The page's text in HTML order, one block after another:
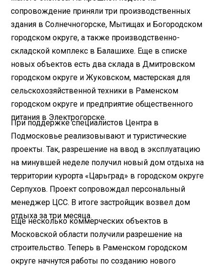
сопровождение приняли три производственных
здания в Солнечногорске, Мытищах и Богородском
городском округе, а также производственно-
складской комплекс в Балашихе. Еще в списке
новых объектов есть два склада в Дмитровском
городском округе и Жуковском, мастерская для
сельскохозяйственной техники в Раменском
городском округе и предприятие общественного
питания в Электрогорске.
При поддержке специалистов Центра в
Подмосковье реализовывают и туристические
проекты. Так, разрешение на ввод в эксплуатацию
на минувшей неделе получил новый дом отдыха на
территории курорта «Царьград» в городском округе
Серпухов. Проект сопровождал персональный
менеджер ЦСС. В итоге застройщик возвел дом
отдыха за три месяца.
Еще несколько коммерческих объектов в
Московской области получили разрешение на
строительство. Теперь в Раменском городском
округе начнутся работы по созданию нового